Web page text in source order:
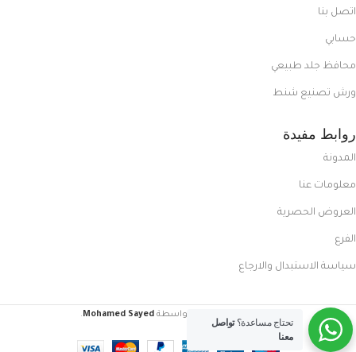
اتصل بنا
حسابي
محافظ جلد طبيعي
ورش تصنيع شنط
روابط مفيدة
المدونة
معلومات عنا
العروض الحصرية
الفرع
سياسة الاستبدال والارجاع
تم إنشاؤه بواسطةMohamed Sayed
.
تحتاج مساعدة؟تواصل
معنا